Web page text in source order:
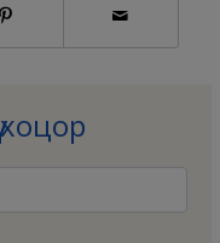
хоцор